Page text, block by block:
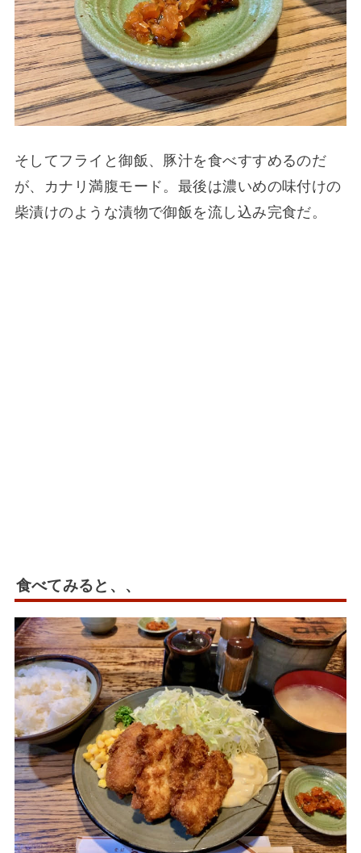
そしてフライと御飯、豚汁を食べすすめるのだ
が、カナリ満腹モード。最後は濃いめの味付けの
柴漬けのような漬物で御飯を流し込み完食だ。
食べてみると、、